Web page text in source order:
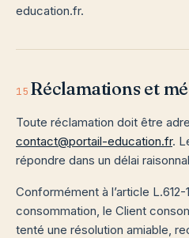
education.fr.
15 Réclamations et
Toute réclamation doit être
contact@portail-education.fr.
répondre dans un délai
Conformément à l’article L.612-
consommation, le Client
tenté une résolution amiable,